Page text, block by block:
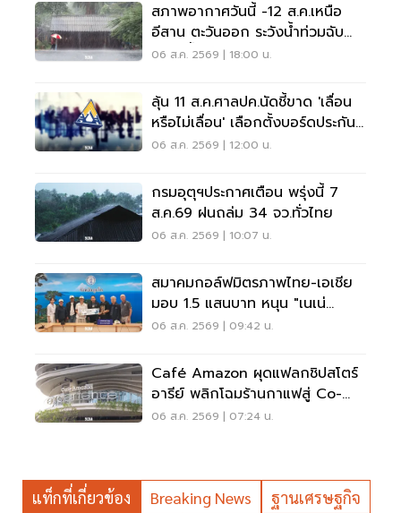
สภาพอากาศวันนี้ -12 ส.ค.เหนือ
อีสาน ตะวันออก ระวังน้ำท่วมฉับ
พลัน น้ำป่าไหลหลาก
06 ส.ค. 2569 | 18:00 น.
ลุ้น 11 ส.ค.ศาลปค.นัดชี้ขาด 'เลื่อน
หรือไม่เลื่อน' เลือกตั้งบอร์ดประกัน
สังคม
06 ส.ค. 2569 | 12:00 น.
กรมอุตุฯประกาศเตือน พรุ่งนี้ 7
ส.ค.69 ฝนถล่ม 34 จว.ทั่วไทย
06 ส.ค. 2569 | 10:07 น.
สมาคมกอล์ฟมิตรภาพไทย-เอเชีย
มอบ 1.5 แสนบาท หนุน "เนเน่
รอยัล" ลุยเวทีที่สหรัฐ
06 ส.ค. 2569 | 09:42 น.
Café Amazon ผุดแฟลกชิปสโตร์
อารีย์ พลิกโฉมร้านกาแฟสู่ Co-
Working Space ครบวงจร
06 ส.ค. 2569 | 07:24 น.
แท็กที่เกี่ยวข้อง Breaking News
ฐานเศรษฐกิจ